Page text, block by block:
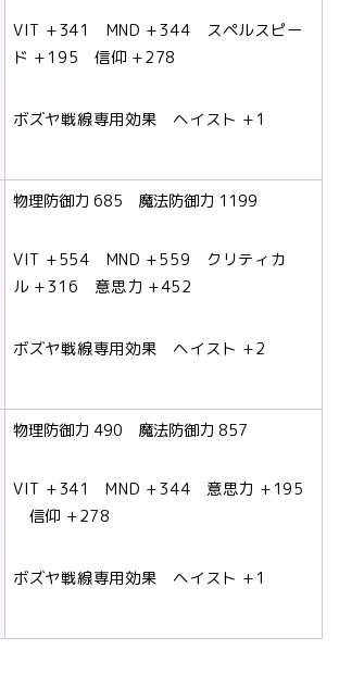
VIT +341 MND +344 スペルスピー
ド +195 信仰 +278
ボズヤ戦線専用効果 ヘイスト +1
物理防御力 685 魔法防御力 1199
VIT +554 MND +559 クリティカ
ル +316 意思力 +452
ボズヤ戦線専用効果 ヘイスト +2
物理防御力 490 魔法防御力 857
VIT +341 MND +344 意思力 +195
信仰 +278
ボズヤ戦線専用効果 ヘイスト +1